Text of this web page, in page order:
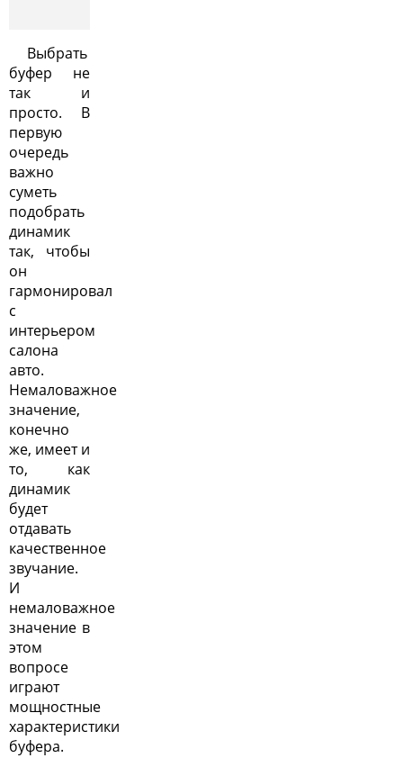
Выбрать
буфер не
так и
просто. В
первую
очередь
важно
суметь
подобрать
динамик
так, чтобы
он
гармонировал
с
интерьером
салона
авто.
Немаловажное
значение,
конечно
же, имеет и
то, как
динамик
будет
отдавать
качественное
звучание.
И
немаловажное
значение в
этом
вопросе
играют
мощностные
характеристики
буфера.